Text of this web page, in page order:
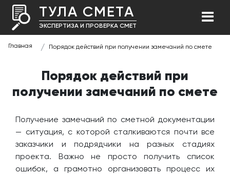
ТУЛА СМЕТА
ЭКСПЕРТИЗА И ПРОВЕРКА СМЕТ
Главная Порядок действий при получении замечаний по смете
Порядок действий при
получении замечаний по смете
Получение замечаний по сметной документации
— ситуация, с которой сталкиваются почти все
заказчики и подрядчики на разных стадиях
проекта. Важно не просто получить список
ошибок, а грамотно организовать процесс их